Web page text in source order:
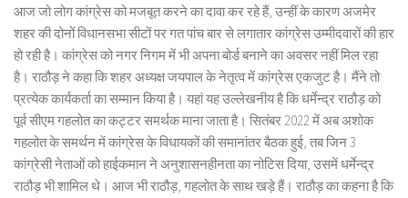
आज जो लोग कांग्रेस को मजबूत करने का दावा कर रहे हैं, उन्हीं के कारण अजमेर
शहर की दोनों विधानसभा सीटों पर गत पांच बार से लगातार कांग्रेस उम्मीदवारों की हार
हो रही है। कांग्रेस को नगर निगम में भी अपना बोर्ड बनाने का अवसर नहीं मिल रहा
है। राठौड़ ने कहा कि शहर अध्यक्ष जयपाल के नेतृत्व में कांग्रेस एकजुट है। मैंने तो
प्रत्येक कार्यकर्ता का सम्मान किया है। यहां यह उल्लेखनीय है कि धर्मेन्द्र राठौड़ को
पूर्व सीएम गहलोत का कट्टर समर्थक माना जाता है। सितंबर 2022 में अब अशोक
गहलोत के समर्थन में कांग्रेस के विधायकों की समानांतर बैठक हुई, तब जिन 3
कांग्रेसी नेताओं को हाईकमान ने अनुशासनहीनता का नोटिस दिया, उसमें धर्मेन्द्र
राठौड़ भी शामिल थे। आज भी राठौड़, गहलोत के साथ खड़े हैं। राठौड़ का कहना है कि